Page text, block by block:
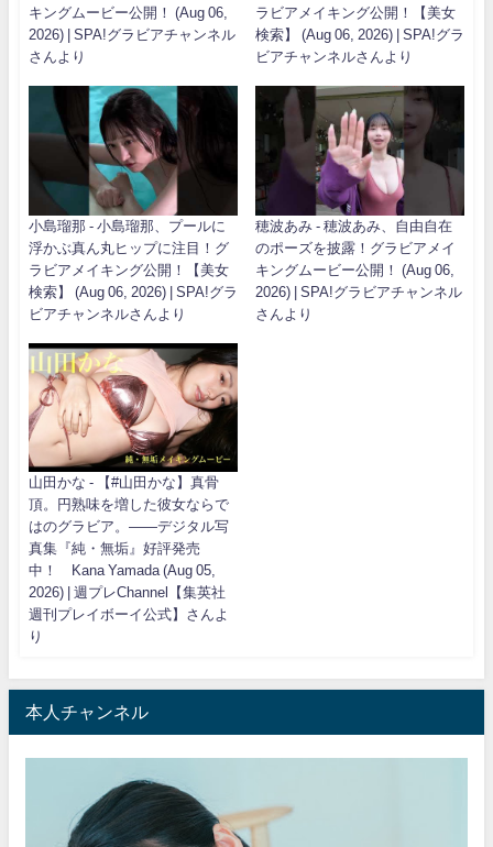
キングムービー公開！ (Aug 06,
2026) | SPA!グラビアチャンネル
さんより
ラビアメイキング公開！【美女
検索】 (Aug 06, 2026) | SPA!グラ
ビアチャンネルさんより
小島瑠那 - 小島瑠那、プールに
浮かぶ真ん丸ヒップに注目！グ
ラビアメイキング公開！【美女
検索】 (Aug 06, 2026) | SPA!グラ
ビアチャンネルさんより
穂波あみ - 穂波あみ、自由自在
のポーズを披露！グラビアメイ
キングムービー公開！ (Aug 06,
2026) | SPA!グラビアチャンネル
さんより
山田かな - 【#山田かな】真骨
頂。円熟味を増した彼女ならで
はのグラビア。――デジタル写
真集『純・無垢』好評発売
中！ Kana Yamada (Aug 05,
2026) | 週プレChannel【集英社
週刊プレイボーイ公式】さんよ
り
本人チャンネル